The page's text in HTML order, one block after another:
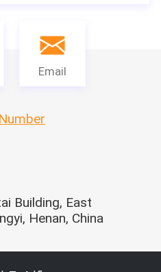
Email
Building, East
Henan, China